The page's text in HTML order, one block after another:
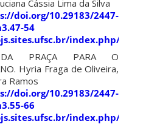
Cássia Lima da Silva
10.29183/2447-
54
index.php/
DA PRAÇA PARA O
Hyria Fraga de Oliveira,
Ramos
doi.org/10.29183/2447-
66
index.php/